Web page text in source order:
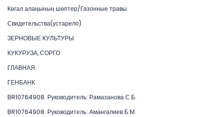
Көгал алаңының шөптер/Газонные травы
Свидетельства(устарело)
ЗЕРНОВЫЕ КУЛЬТУРЫ
КУКУРУЗА, СОРГО
ГЛАВНАЯ
ГЕНБАНК
BR10764908. Руководитель: Рамазанова С.Б.
BR10764908. Руководитель: Амангалиев Б.М.